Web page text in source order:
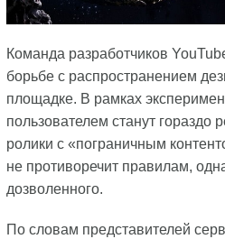
Команда разработчиков
борьбе с распространением
площадке. В рамках
пользователем станут гораздо
ролики с «пограничным
не противоречит правилам,
дозволенного.
По словам представителей